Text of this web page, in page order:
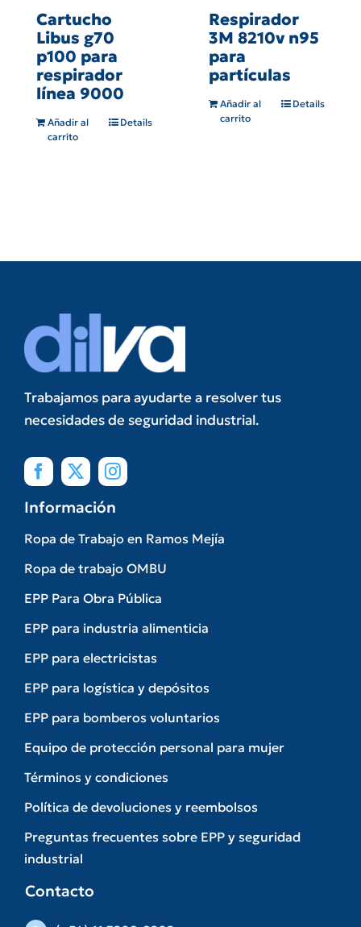
Cartucho
Libus g70
p100 para
respirador
línea 9000
Añadir al
carrito
Details
Respirador
3M 8210v n95
para
partículas
Añadir al
carrito
Details
Trabajamos para ayudarte a resolver tus
necesidades de seguridad industrial.
Información
Ropa de Trabajo en Ramos Mejía
Ropa de trabajo OMBU
EPP Para Obra Pública
EPP para industria alimenticia
EPP para electricistas
EPP para logística y depósitos
EPP para bomberos voluntarios
Equipo de protección personal para mujer
Términos y condiciones
Política de devoluciones y reembolsos
Preguntas frecuentes sobre EPP y seguridad
industrial
Contacto